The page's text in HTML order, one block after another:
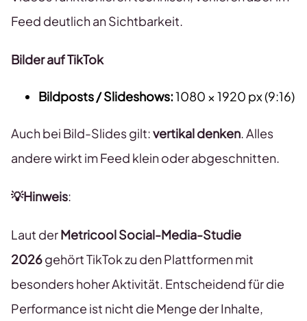
Feed deutlich an Sichtbarkeit.
Bilder auf TikTok
Bildposts / Slideshows:1080 × 1920 px (9:16)
Auch bei Bild-Slides gilt:vertikal denken. Alles
andere wirkt im Feed klein oder abgeschnitten.
💡Hinweis:
Laut derMetricool Social-Media-Studie
2026gehört TikTok zu den Plattformen mit
besonders hoher Aktivität. Entscheidend für die
Performance ist nicht die Menge der Inhalte,